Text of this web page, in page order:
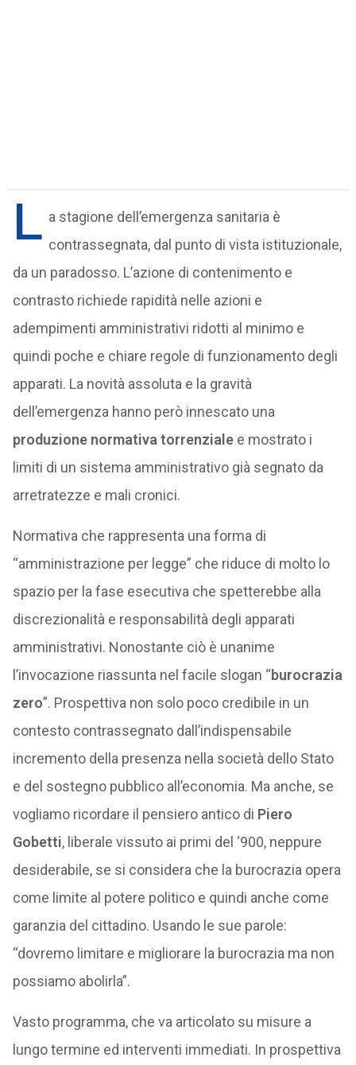
L a stagione dell’emergenza sanitaria è
contrassegnata, dal punto di vista istituzionale,
da un paradosso. L’azione di contenimento e
contrasto richiede rapidità nelle azioni e
adempimenti amministrativi ridotti al minimo e
quindi poche e chiare regole di funzionamento degli
apparati. La novità assoluta e la gravità
dell’emergenza hanno però innescato una
produzione normativa torrenzialee mostrato i
limiti di un sistema amministrativo già segnato da
arretratezze e mali cronici.
Normativa che rappresenta una forma di
“amministrazione per legge” che riduce di molto lo
spazio per la fase esecutiva che spetterebbe alla
discrezionalità e responsabilità degli apparati
amministrativi. Nonostante ciò è unanime
l’invocazione riassunta nel facile slogan “burocrazia
zero”. Prospettiva non solo poco credibile in un
contesto contrassegnato dall’indispensabile
incremento della presenza nella società dello Stato
e del sostegno pubblico all’economia. Ma anche, se
vogliamo ricordare il pensiero antico di Piero
Gobetti, liberale vissuto ai primi del ‘900, neppure
desiderabile, se si considera che la burocrazia opera
come limite al potere politico e quindi anche come
garanzia del cittadino. Usando le sue parole:
“dovremo limitare e migliorare la burocrazia ma non
possiamo abolirla”.
Vasto programma, che va articolato su misure a
lungo termine ed interventi immediati. In prospettiva